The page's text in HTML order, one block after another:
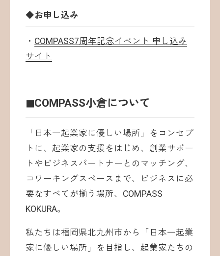
◆お申し込み
・ COMPASS7周年記念イベント 申し込み
サイト
◼︎COMPASS小倉について
「日本一起業家に優しい場所」をコンセプ
トに、起業家の支援をはじめ、創業サポー
トやビジネスパートナーとのマッチング、
コワーキングスペースまで、ビジネスに必
要なすべてが揃う場所、COMPASS
KOKURA。
私たちは福岡県北九州市から「日本一起業
家に優しい場所」を目指し、起業家たちの